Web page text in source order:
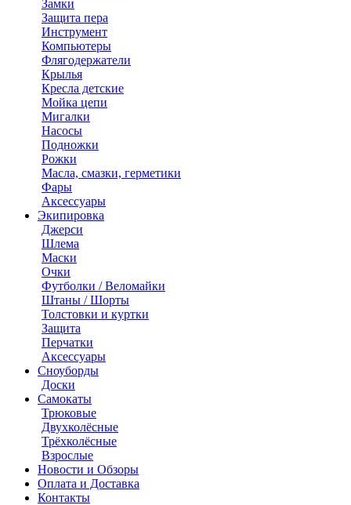
Замки
Защита пера
Инструмент
Компьютеры
Флягодержатели
Крылья
Кресла детские
Мойка цепи
Мигалки
Насосы
Подножки
Рожки
Масла, смазки, герметики
Фары
Аксессуары
Экипировка
Джерси
Шлема
Маски
Очки
Футболки / Веломайки
Штаны / Шорты
Толстовки и куртки
Защита
Перчатки
Аксессуары
Сноуборды
Доски
Самокаты
Трюковые
Двухколёсные
Трёхколёсные
Взрослые
Новости и Обзоры
Оплата и Доставка
Контакты